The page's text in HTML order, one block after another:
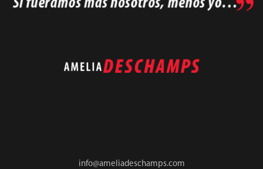
info@ameliadeschamps.com